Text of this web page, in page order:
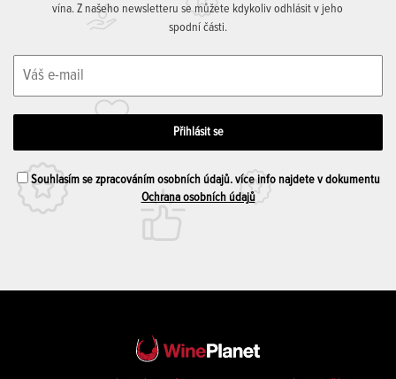
vína. Z našeho newsletteru se můžete kdykoliv odhlásit v jeho
spodní části.
Souhlasím se zpracováním osobních údajů. více info najdete v dokumentu
Ochrana osobních údajů